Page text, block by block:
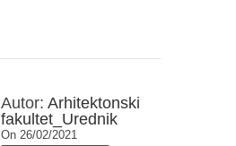
Autor: Arhitektonski
fakultet_Urednik
On 26/02/2021